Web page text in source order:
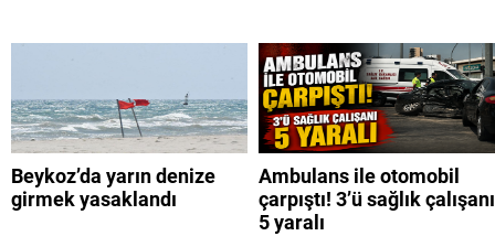
Beykoz’da yarın denize
girmek yasaklandı
Ambulans ile otomobil
çarpıştı! 3’ü sağlık çalışanı
5 yaralı